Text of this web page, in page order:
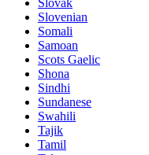
Slovak
Slovenian
Somali
Samoan
Scots Gaelic
Shona
Sindhi
Sundanese
Swahili
Tajik
Tamil